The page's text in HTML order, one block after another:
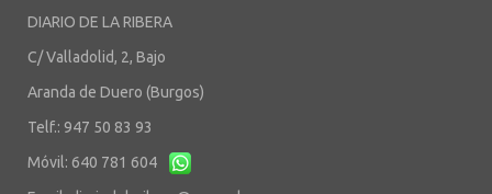
DIARIO DE LA RIBERA
C/ Valladolid, 2, Bajo
Aranda de Duero (Burgos)
Telf.: 947 50 83 93
Móvil: 640 781 604